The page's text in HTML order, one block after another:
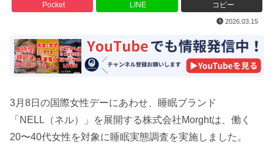
Pocket LINE コピー
2026.03.15
3月8日の国際女性デーにあわせ、睡眠ブランド
「NELL（ネル）」を展開する株式会社Morghtは、働く
20〜40代女性を対象に睡眠実態調査を実施しました。